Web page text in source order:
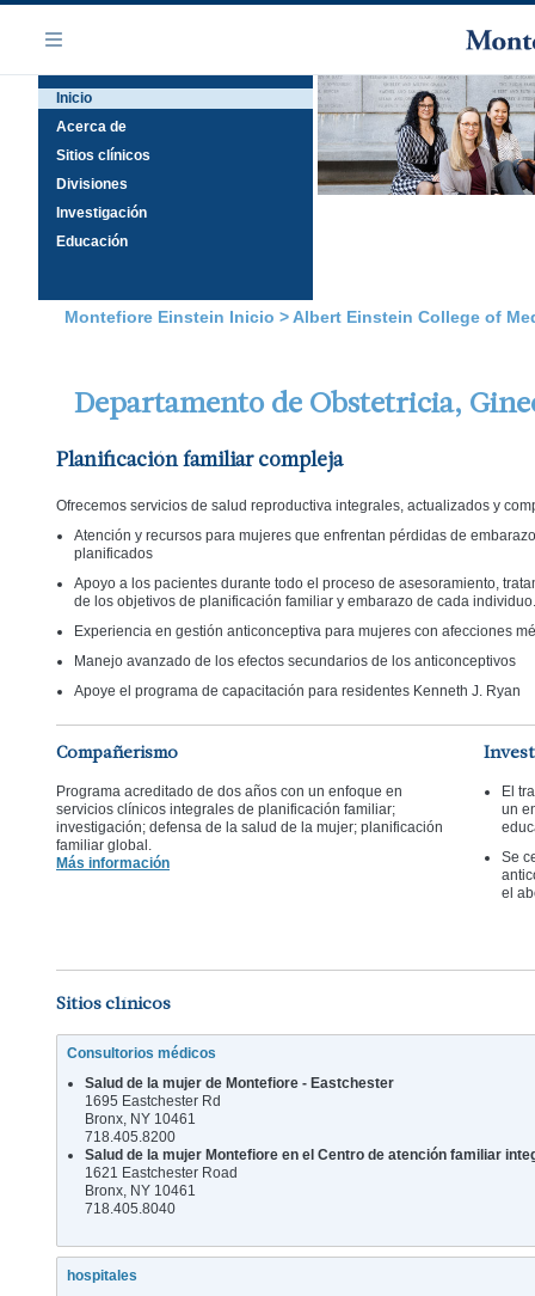
contenido
principal
Navegación
Menú
Inicio
Acerca de
Sitios clínicos
Divisiones
Investigación
Educación
Montefiore Einstein Inicio > Albert Einstein College of
Departamento de Obstetricia,
Planificación familiar compleja
Ofrecemos servicios de salud reproductiva integrales, actualizados y
Atención y recursos para mujeres que enfrentan pérdidas de
planificados
Apoyo a los pacientes durante todo el proceso de asesoramiento,
de los objetivos de planificación familiar y embarazo de cada individuo.
Experiencia en gestión anticonceptiva para mujeres con afecciones
Manejo avanzado de los efectos secundarios de los anticonceptivos
Apoye el programa de capacitación para residentes Kenneth J. Ryan
Compañerismo
Programa acreditado de dos años con un enfoque en
servicios clínicos integrales de planificación familiar;
investigación; defensa de la salud de la mujer; planificación
familiar global.
Más información
El
un
Se
el
Sitios clínicos
Consultorios médicos
Salud de la mujer de Montefiore - Eastchester
1695 Eastchester Rd
Bronx, NY 10461
718.405.8200
Salud de la mujer Montefiore en el Centro de atención familiar
1621 Eastchester Road
Bronx, NY 10461
718.405.8040
hospitales